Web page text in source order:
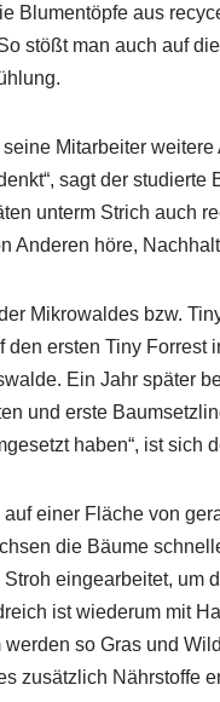
Blumentöpfe aus
stößt man auch auf
Mitarbeiter
sagt der
unterm Strich auch
Anderen höre,
Mikrowaldes bzw.
ersten Tiny
Ein Jahr später
und erste
haben“, ist sich
einer Fläche von
die Bäume
eingearbeitet,
ist wiederum mit
so Gras und
zusätzlich Nährstoffe